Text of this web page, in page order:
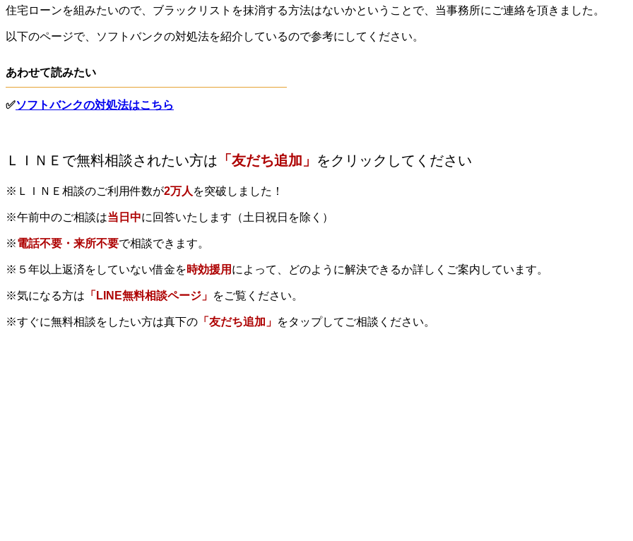
住宅ローンを組みたいので、ブラックリストを抹消する方法はないかということで、当事務所にご連絡を頂きました。
以下のページで、ソフトバンクの対処法を紹介しているので参考にしてください。
あわせて読みたい
✅ソフトバンクの対処法はこちら
ＬＩＮＥで無料相談されたい方は 「友だち追加」 をクリックしてください
※ＬＩＮＥ相談のご利用件数が2万人 を突破しました！
※午前中のご相談は当日中に回答いたします（土日祝日を除く）
※電話不要・来所不要で相談できます。
※５年以上返済をしていない借金を時効援用 によって、どのように解決できるか詳しくご案内しています。
※気になる方は 「LINE無料相談ページ」 をご覧ください。
※すぐに無料相談をしたい方は真下の 「友だち追加」 をタップしてご相談ください。